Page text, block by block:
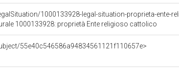
1000133928-legal-situation-proprieta-ente-
1000133928: proprietà Ente religioso cattolico
55e40c546586a94834561121f110657e>